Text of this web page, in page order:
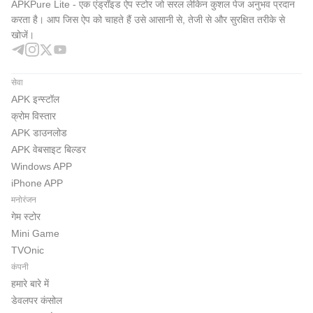
उच्च प्रतिस्पर्धी लाभ देता है जो आपको अपने शैक्षणिक, पेशेवर और
सांस्कृतिक लक्ष्यों को प्राप्त करने में मदद करता है।
भी टिप्पणी या जांच का स्वागत करते हैं:
info@arabspeedreading.com
APKPure Lite - एक एंड्रॉइड ऐप स्टोर जो सरल लेकिन कुशल पेज अनुभव प्रदान
करता है। आप जिस ऐप को चाहते हैं उसे आसानी से, तेजी से और सुरक्षित तरीके से
खोजें।
सेवा
APK इन्स्टॉल
क्रोम विस्तार
APK डाउनलोड
APK वेबसाइट बिल्डर
Windows APP
iPhone APP
मनोरंजन
गेम स्टोर
Mini Game
TVOnic
कंपनी
हमारे बारे में
डेवलपर कंसोल